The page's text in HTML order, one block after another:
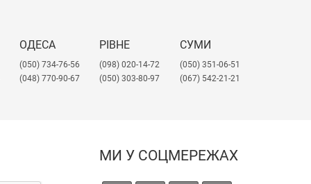
ОДЕСА
(050) 734-76-56
(048) 770-90-67
РІВНЕ
(098) 020-14-72
(050) 303-80-97
СУМИ
(050) 351-06-51
(067) 542-21-21
МИ У СОЦМЕРЕЖАХ